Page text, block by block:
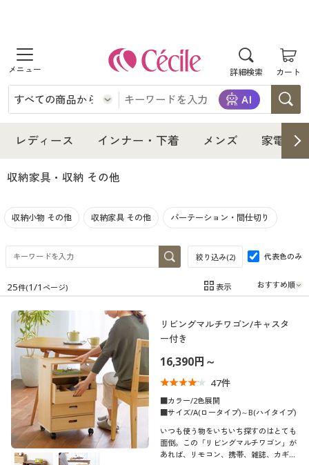
詳細検索 カート
商品を探す
レディース
レディースファッション
女性下着
インナー・下着
インナー・下着通販すべて
女性下着
メンズ下着
ジュニア・ティーンズ下着
メンズ
メンズ通販すべて
メンズファッション
メンズ下着
家電・雑貨
家電・雑貨すべて
家電
キッチン・雑貨・日用品
寝具・インテリア・家具
寝具・インテリア・家具通販すべて
家具・収納
寝具・ベッド
カーテン・ラグ・ファブリック
美容・健康
美容・健康通販すべて
美容・健康・サプリメント
制服・スクール
制服・スクールすべて
制服・学生服
ジュニア・ティーンズ下着
大きいサイズ
大きいサイズ通販すべて
大きいサイズ レディース服
バーゲン
バーゲンセール
詳細検索
レディース インナー・下着 メンズ 家電・
収納家具・収納 その他
収納小物 その他 収納家具 その他 パーテーション・間仕切り
絞り込み(2) 代表色のみ
在庫 在庫のある商品のみ表示
カテゴリ
口コミ
(5)
(4〜4.9)
25件(1/1 ページ) 表示
リビングマルチワゴン/キャスタ
ー付き
16,390円～
47件
■カラー/2色展開
■サイズ/A(ロータイプ)～B(ハイタイプ)
いつも使う物をいちいち探すのはとても
面倒。この「リビングマルチワゴン」が
あれば、リモコン、携帯、雑誌、カギ